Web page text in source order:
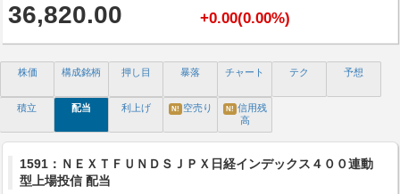
36,820.00 +0.00(0.00%)
株価 構成銘柄 押し目 暴落 チャート テク 予想
積立 配当 利上げ N! 空売り N! 信用残
高
1591：ＮＥＸＴＦＵＮＤＳＪＰＸ日経インデックス４００連動
型上場投信 配当